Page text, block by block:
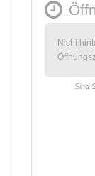
Nicht
Sind